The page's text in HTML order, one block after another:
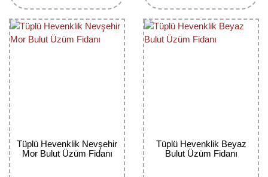
Tüplü Hevenklik Nevşehir
Mor Bulut Üzüm Fidanı
Tüplü Hevenklik Beyaz
Bulut Üzüm Fidanı
Bektaşi Üzümü Fidanı
Böğürtlen Fidanı
Erik Fidanı
Nostaljik Güller
Peyzaj Gülleri
Sarmaşık(Çardak) Gül Fidanları
Ters Lale Soğanı
Yılbaşı Gülü Çiçeği